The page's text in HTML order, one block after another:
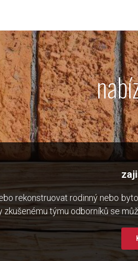
rekonstruovat rodinný nebo
zkušenému týmu odborníků se